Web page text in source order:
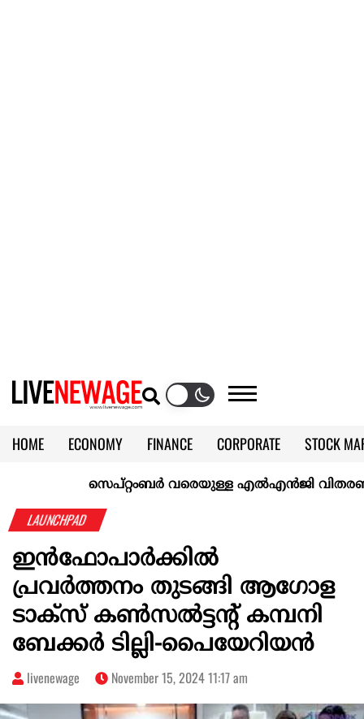
HOME ECONOMY FINANCE CORPORATE
STOCK
KERALA @70
സെപ്റ്റംബർ വരെയുള്ള എൽഎൻജി വിതരണം
LAUNCHPAD
ഇന്‍ഫോപാര്‍ക്കില്‍
പ്രവര്‍ത്തനം തുടങ്ങി ആഗോള
ടാക്‌സ് കണ്‍സല്‍ട്ടന്റ് കമ്പനി
ബേക്കര്‍ ടില്ലി-പൈയേറിയന്‍
livenewage November 15, 2024 11:17 am